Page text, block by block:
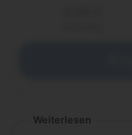
Weiterlesen